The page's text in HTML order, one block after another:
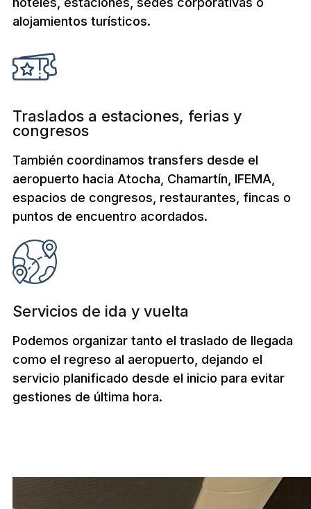
alojamientos turísticos.
Traslados a estaciones, ferias y
congresos
También coordinamos transfers desde el
aeropuerto hacia Atocha, Chamartín, IFEMA,
espacios de congresos, restaurantes, fincas o
puntos de encuentro acordados.
Servicios de ida y vuelta
Podemos organizar tanto el traslado de llegada
como el regreso al aeropuerto, dejando el
servicio planificado desde el inicio para evitar
gestiones de última hora.